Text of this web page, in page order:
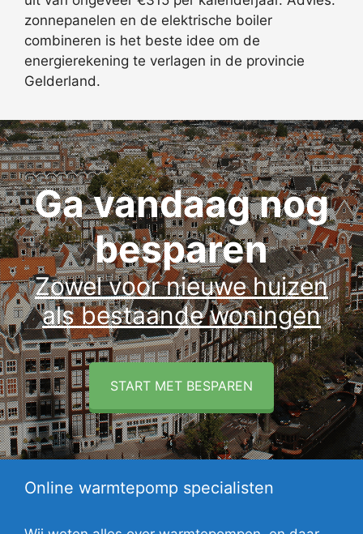
zonnepanelen en de elektrische boiler
combineren is het beste idee om de
energierekening te verlagen in de provincie
Gelderland.
Ga vandaag nog
besparen
Zowel voor nieuwe huizen
als bestaande woningen
START MET BESPAREN
Online warmtepomp specialisten